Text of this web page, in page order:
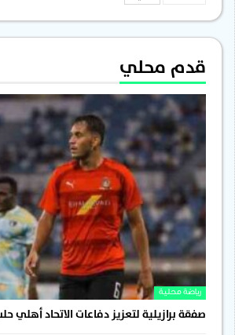
قدم محلي
رياضة محلية
صفقة برازيلية لتعزيز دفاعات الاتحاد أهلي حلب